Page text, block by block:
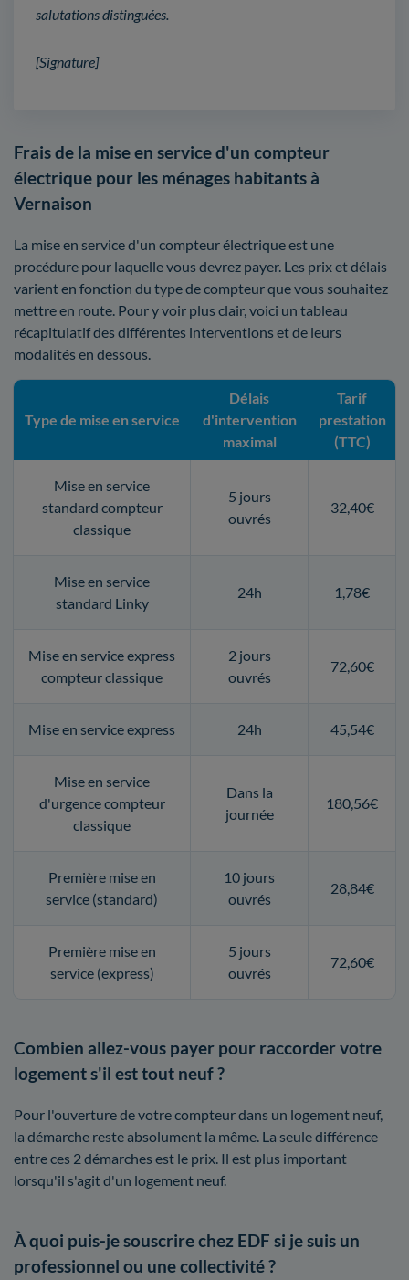
salutations distinguées.
[Signature]
Frais de la mise en service d'un compteur
électrique pour les ménages habitants à
Vernaison
La mise en service d'un compteur électrique est une
procédure pour laquelle vous devrez payer. Les prix et délais
varient en fonction du type de compteur que vous souhaitez
mettre en route. Pour y voir plus clair, voici un tableau
récapitulatif des différentes interventions et de leurs
modalités en dessous.
Type de mise en service
Délais
d'intervention
maximal
Tarif
prestation
(TTC)
Mise en service
standard compteur
classique
5 jours
ouvrés
32,40€
Mise en service
standard Linky
24h 1,78€
Mise en service express
compteur classique
2 jours
ouvrés
72,60€
Mise en service express 24h 45,54€
Mise en service
d'urgence compteur
classique
Dans la
journée
180,56€
Première mise en
service (standard)
10 jours
ouvrés
28,84€
Première mise en
service (express)
5 jours
ouvrés
72,60€
Combien allez-vous payer pour raccorder votre
logement s'il est tout neuf ?
Pour l'ouverture de votre compteur dans un logement neuf,
la démarche reste absolument la même. La seule différence
entre ces 2 démarches est le prix. Il est plus important
lorsqu'il s'agit d'un logement neuf.
À quoi puis-je souscrire chez EDF si je suis un
professionnel ou une collectivité ?